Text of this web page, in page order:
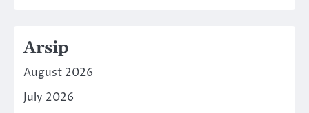
Arsip
August 2026
July 2026